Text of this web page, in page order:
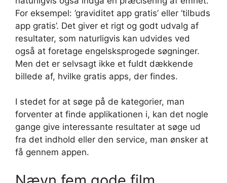
For eksempel: ’graviditet app gratis’ eller ’tilbuds
app gratis’. Det giver et rigt og godt udvalg af
resultater, som naturligvis kan udvides ved
også at foretage engelsksprogede søgninger.
Men det er selvsagt ikke et fuldt dækkende
billede af, hvilke gratis apps, der findes.
I stedet for at søge på de kategorier, man
forventer at finde applikationen i, kan det nogle
gange give interessante resultater at søge ud
fra det indhold eller den service, man ønsker at
få gennem appen.